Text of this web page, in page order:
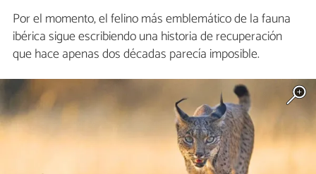
Por el momento, el felino más emblemático de la fauna
ibérica sigue escribiendo una historia de recuperación
que hace apenas dos décadas parecía imposible.